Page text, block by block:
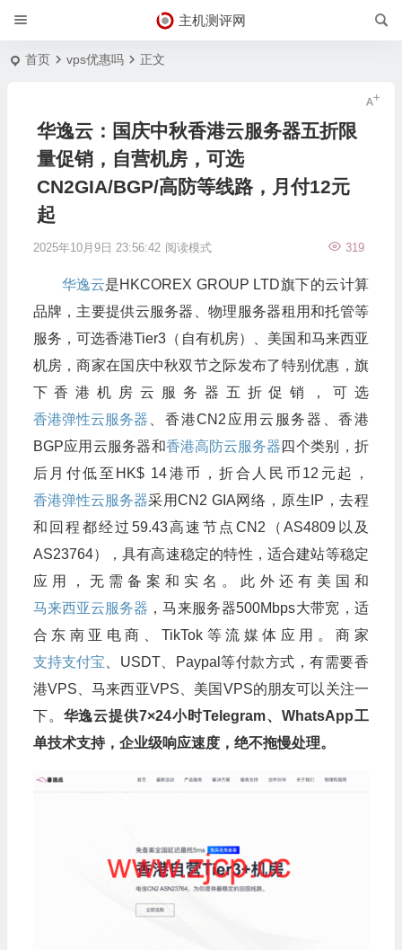
主机测评网
首页 vps优惠吗 正文
华逸云：国庆中秋香港云服务器五折限
量促销，自营机房，可选
CN2GIA/BGP/高防等线路，月付12元
起
2025年10月9日 23:56:42 319
阅读模式
华逸云是HKCOREX GROUP LTD旗下的云计算
品牌，主要提供云服务器、物理服务器租用和托管等
服务，可选香港Tier3（自有机房）、美国和马来西亚
机房，商家在国庆中秋双节之际发布了特别优惠，旗
下香港机房云服务器五折促销，可选
香港弹性云服务器 、香港CN2应用云服务器、香港
BGP应用云服务器和香港高防云服务器 四个类别，折
后月付低至HK$ 14港币，折合人民币12元起，
香港弹性云服务器采用CN2 GIA网络，原生IP，去程
和回程都经过59.43高速节点CN2（AS4809以及
AS23764），具有高速稳定的特性，适合建站等稳定
应用，无需备案和实名。此外还有美国和
马来西亚云服务器 ，马来服务器500Mbps大带宽，适
合东南亚电商、TikTok等流媒体应用。商家
支持支付宝 、USDT、Paypal等付款方式，有需要香
港VPS、马来西亚VPS、美国VPS的朋友可以关注一
下。 华逸云提供7×24小时Telegram、WhatsApp工
单技术支持，企业级响应速度，绝不拖慢处理。